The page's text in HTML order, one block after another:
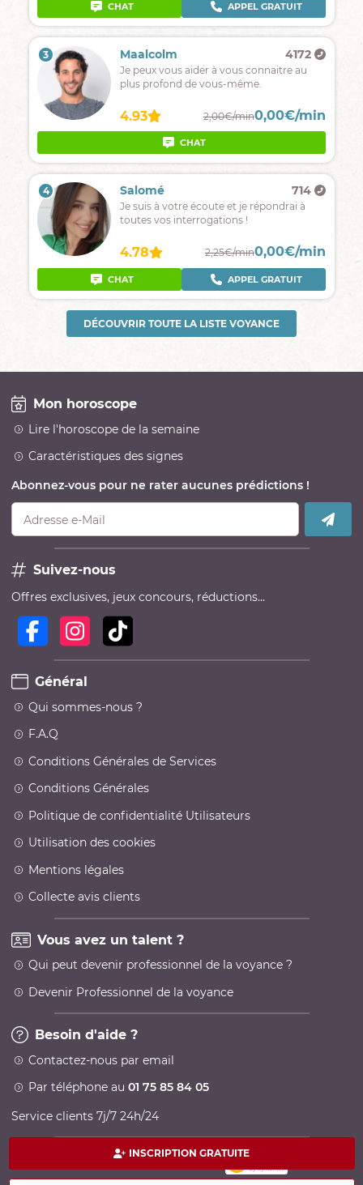
INSCRIPTION GRATUITE
CHAT APPEL GRATUIT
3 Maalcolm 4172
Je peux vous aider à vous connaitre au
plus profond de vous-même.
4.93 2,00€/min0,00€/min
CHAT
4 Salomé 714
Je suis à votre écoute et je répondrai à
toutes vos interrogations !
4.78 2,25€/min0,00€/min
CHAT APPEL GRATUIT
DÉCOUVRIR TOUTE LA LISTE VOYANCE
Mon horoscope
Lire l'horoscope de la semaine
Caractéristiques des signes
Abonnez-vous pour ne rater aucunes prédictions !
Adresse e-Mail
Suivez-nous
Offres exclusives, jeux concours, réductions…
Général
Qui sommes-nous ?
F.A.Q
Conditions Générales de Services
Conditions Générales
Politique de confidentialité Utilisateurs
Utilisation des cookies
Mentions légales
Collecte avis clients
Vous avez un talent ?
Qui peut devenir professionnel de la voyance ?
Devenir Professionnel de la voyance
Besoin d'aide ?
Contactez-nous par email
Par téléphone au 01 75 85 84 05
Service clients 7j/7 24h/24
Paiement 100% sécurisé